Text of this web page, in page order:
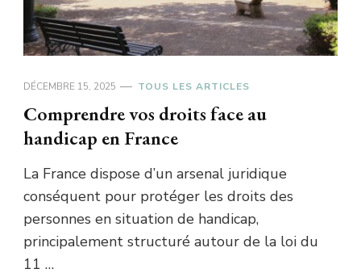
DÉCEMBRE 15, 2025 TOUS LES ARTICLES
Comprendre vos droits face au
handicap en France
La France dispose d’un arsenal juridique
conséquent pour protéger les droits des
personnes en situation de handicap,
principalement structuré autour de la loi du
11 …